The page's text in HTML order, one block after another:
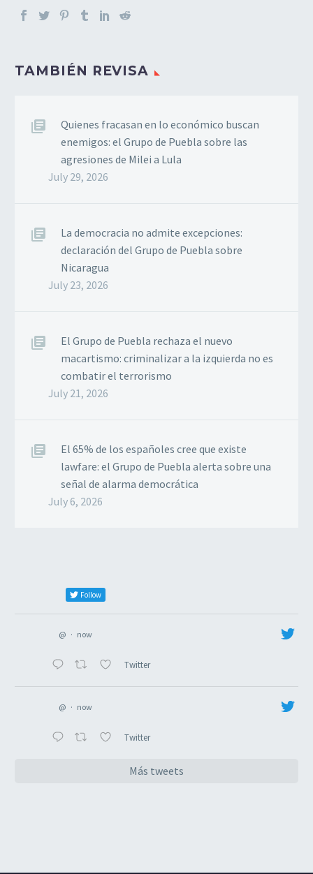
TAMBIÉN REVISA
Quienes fracasan en lo económico buscan
enemigos: el Grupo de Puebla sobre las
agresiones de Milei a Lula
July 29, 2026
La democracia no admite excepciones:
declaración del Grupo de Puebla sobre
Nicaragua
July 23, 2026
El Grupo de Puebla rechaza el nuevo
macartismo: criminalizar a la izquierda no es
combatir el terrorismo
July 21, 2026
El 65% de los españoles cree que existe
lawfare: el Grupo de Puebla alerta sobre una
señal de alarma democrática
July 6, 2026
Follow
@ · now
Twitter
@ · now
Twitter
Más tweets